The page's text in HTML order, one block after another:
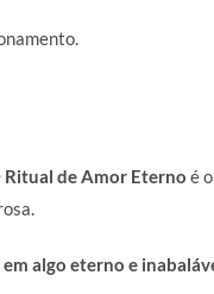
Ritual de Amor Eterno é
algo eterno e